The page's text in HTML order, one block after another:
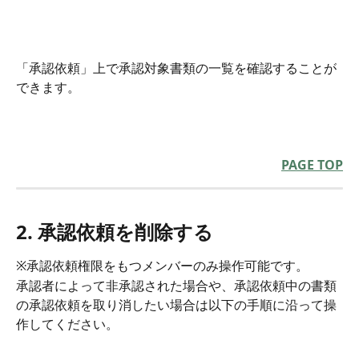
「承認依頼」上で承認対象書類の一覧を確認することが
できます。
PAGE TOP
2. 承認依頼を削除する
※承認依頼権限をもつメンバーのみ操作可能です。
承認者によって非承認された場合や、承認依頼中の書類
の承認依頼を取り消したい場合は以下の手順に沿って操
作してください。